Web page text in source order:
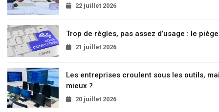
22 juillet 2026
Trop de règles, pas assez d’usage : le
21 juillet 2026
Les entreprises croulent sous les outils,
mieux ?
20 juillet 2026